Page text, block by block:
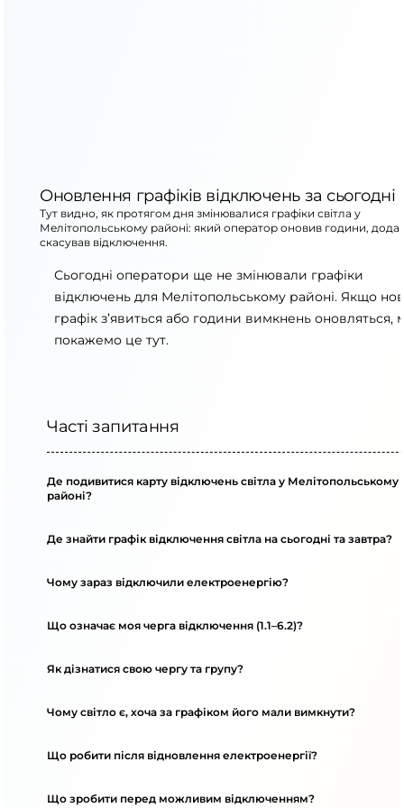
Оновлення графіків відключень за сьогодні
Тут видно, як протягом дня змінювалися графіки світла у
Мелітопольському районі: який оператор оновив години,
скасував відключення.
Сьогодні оператори ще не змінювали графіки
відключень для Мелітопольському районі. Якщо
графік з’явиться або години вимкнень оновляться,
покажемо це тут.
Часті запитання
Де подивитися карту відключень світла у Мелітопольському
районі?
Де знайти графік відключення світла на сьогодні та завтра?
Чому зараз відключили електроенергію?
Що означає моя черга відключення (1.1–6.2)?
Як дізнатися свою чергу та групу?
Чому світло є, хоча за графіком його мали вимкнути?
Що робити після відновлення електроенергії?
Що зробити перед можливим відключенням?